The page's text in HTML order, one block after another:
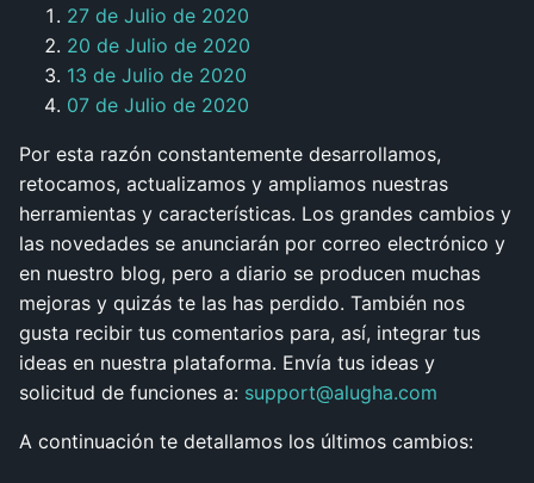
27 de Julio de 2020
20 de Julio de 2020
13 de Julio de 2020
07 de Julio de 2020
Por esta razón constantemente desarrollamos,
retocamos, actualizamos y ampliamos nuestras
herramientas y características. Los grandes cambios y
las novedades se anunciarán por correo electrónico y
en nuestro blog, pero a diario se producen muchas
mejoras y quizás te las has perdido. También nos
gusta recibir tus comentarios para, así, integrar tus
ideas en nuestra plataforma. Envía tus ideas y
solicitud de funciones a: support@alugha.com
A continuación te detallamos los últimos cambios: